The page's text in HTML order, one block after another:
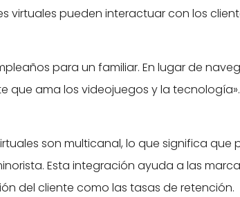
virtuales pueden interactuar con los
para un familiar. En lugar de
que ama los videojuegos y la
son multicanal, lo que significa
Esta integración ayuda a las
del cliente como las tasas de retención.